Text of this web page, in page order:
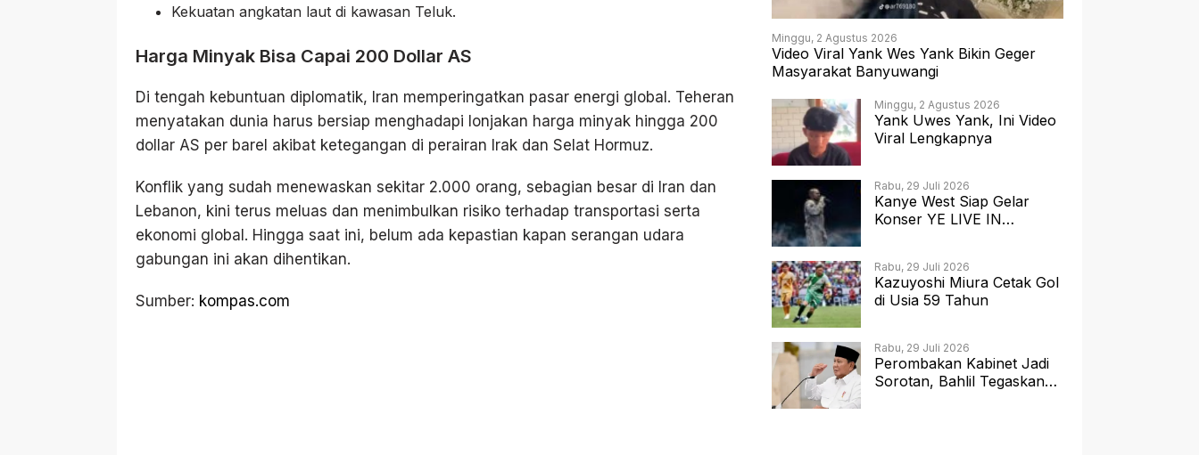
Kekuatan angkatan laut di kawasan Teluk.
Harga Minyak Bisa Capai 200 Dollar AS
Di tengah kebuntuan diplomatik, Iran memperingatkan pasar energi global. Teheran
menyatakan dunia harus bersiap menghadapi lonjakan harga minyak hingga 200
dollar AS per barel akibat ketegangan di perairan Irak dan Selat Hormuz.
Konflik yang sudah menewaskan sekitar 2.000 orang, sebagian besar di Iran dan
Lebanon, kini terus meluas dan menimbulkan risiko terhadap transportasi serta
ekonomi global. Hingga saat ini, belum ada kepastian kapan serangan udara
gabungan ini akan dihentikan.
Sumber: kompas.com
Minggu, 2 Agustus 2026
Video Viral Yank Wes Yank Bikin Geger
Masyarakat Banyuwangi
Minggu, 2 Agustus 2026
Yank Uwes Yank, Ini Video
Viral Lengkapnya
Rabu, 29 Juli 2026
Kanye West Siap Gelar
Konser YE LIVE IN
Rabu, 29 Juli 2026
Kazuyoshi Miura Cetak Gol
di Usia 59 Tahun
Rabu, 29 Juli 2026
Perombakan Kabinet Jadi
Sorotan, Bahlil Tegaskan